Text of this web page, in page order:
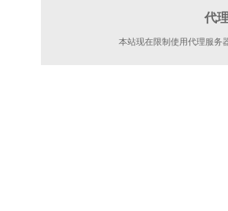
代
本站现在限制使用代理服务